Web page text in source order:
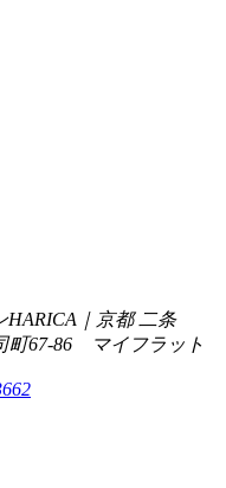
｜京都 二条
町67-86 マイフラット